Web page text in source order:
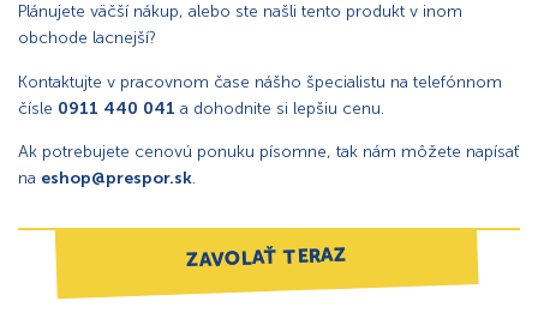
Plánujete väčší nákup, alebo ste našli tento produkt v inom
obchode lacnejší?
Kontaktujte v pracovnom čase nášho špecialistu na telefónnom
čísle 0911 440 041 a dohodnite si lepšiu cenu.
Ak potrebujete cenovú ponuku písomne, tak nám môžete napísať
na eshop@prespor.sk.
ZAVOLAŤ TERAZ